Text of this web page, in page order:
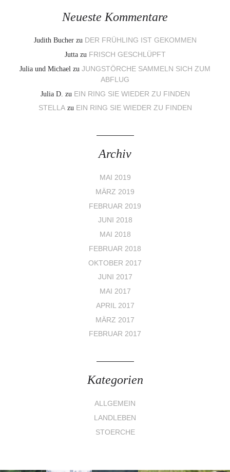
Neueste Kommentare
Judith Bucherzu DER FRÜHLING IST GEKOMMEN
Juttazu FRISCH GESCHLÜPFT
Julia und Michael zu JUNGSTÖRCHE SAMMELN SICH ZUM
ABFLUG
Julia D. zu EIN RING SIE WIEDER ZU FINDEN
STELLAzu EIN RING SIE WIEDER ZU FINDEN
Archiv
MAI 2019
MÄRZ 2019
FEBRUAR 2019
JUNI 2018
MAI 2018
FEBRUAR 2018
OKTOBER 2017
JUNI 2017
MAI 2017
APRIL 2017
MÄRZ 2017
FEBRUAR 2017
Kategorien
ALLGEMEIN
LANDLEBEN
STOERCHE